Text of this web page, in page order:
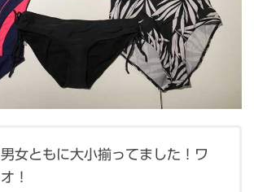
男女ともに大小揃ってました！ワ
オ！